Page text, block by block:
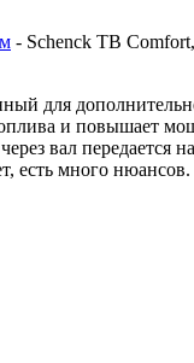
- Schenck TB
для
и повышает
вал передается
есть много нюансов.